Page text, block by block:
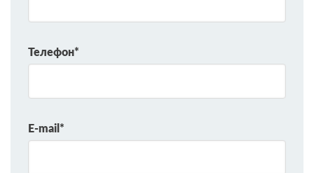
Телефон*
E-mail*